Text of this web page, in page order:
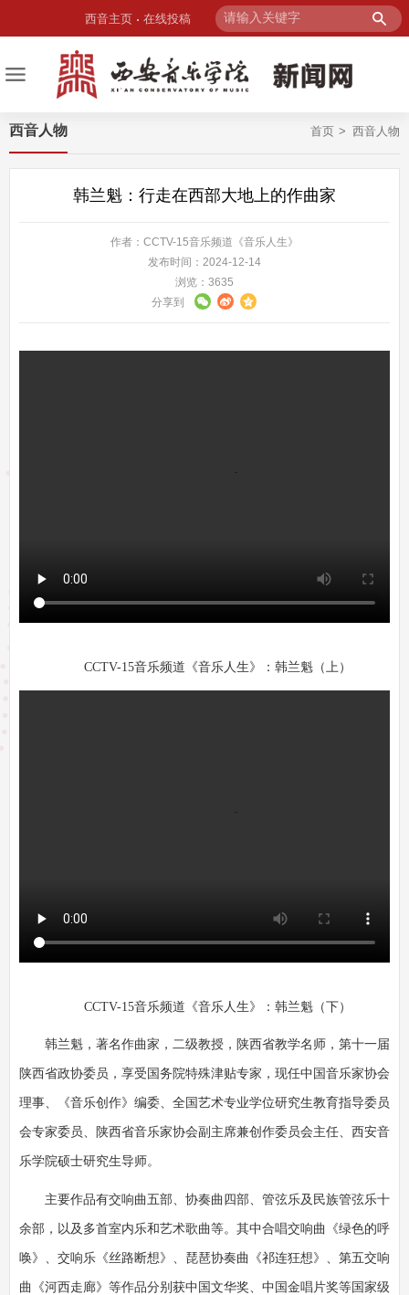
西音主页 在线投稿
首页 西音人物
西音人物
韩兰魁：行走在西部大地上的作曲家
作者：CCTV-15音乐频道《音乐人生》
发布时间：2024-12-14
浏览： 3635
分享到
CCTV-15音乐频道《音乐人生》：韩兰魁（上）
CCTV-15音乐频道《音乐人生》：韩兰魁（下）
韩兰魁 ， 著名作曲家， 二级教授，陕西省教学名师，第十一届
陕西省政协委员，享受国务院特殊津贴专家，现任中国音乐家协会
理事、《音乐创作》编委、 全国艺术专业学位研究生教育指导委员
会专家委员、陕西省音乐家协会副主席兼创作委员会主任、 西安音
乐学院硕士研究生导师。
主要作品有交响曲五部、协奏曲四部、管弦乐及民族管弦乐十
余部，以及多首室内乐和艺术歌曲等。其中合唱交响曲《绿色的呼
唤》、交响乐《丝路断想》、琵琶协奏曲《祁连狂想》、第五交响
曲《河西走廊》等作品分别获中国文华奖、中国金唱片奖等国家级